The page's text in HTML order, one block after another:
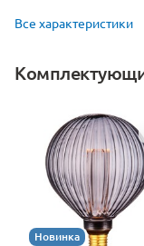
Все характеристики
Новинка